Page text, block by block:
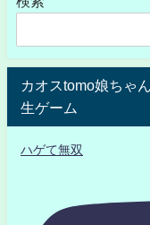
カオスtomo娘ちゃ
生ゲーム
ハゲて無双